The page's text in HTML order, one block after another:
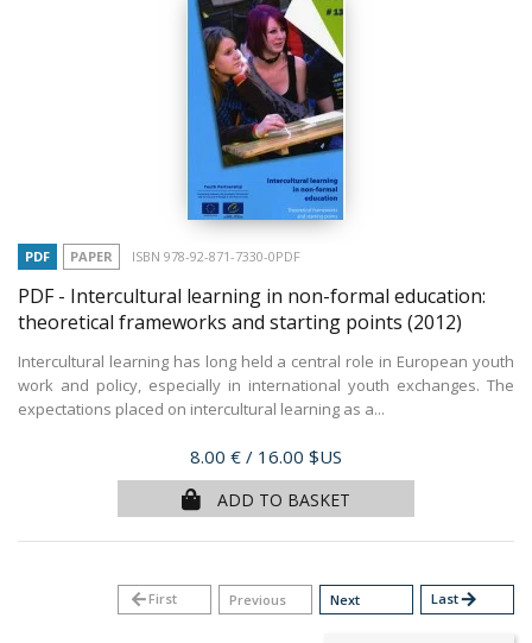
PDF PAPER ISBN 978-92-871-7330-0PDF
PDF - Intercultural learning in non-formal education:
theoretical frameworks and starting points (2012)
Intercultural learning has long held a central role in European youth
work and policy, especially in international youth exchanges. The
expectations placed on intercultural learning as a...
Price
8.00 € / 16.00 $US
ADD TO BASKET
arrow_backFirst Previous Next Lastarrow_forward